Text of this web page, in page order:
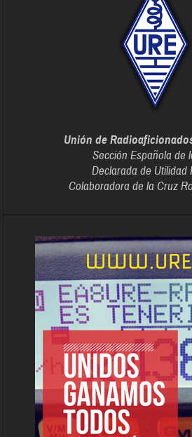
Unión de
Sección Española de
Declarada de Utilidad
Colaboradora de la Cruz